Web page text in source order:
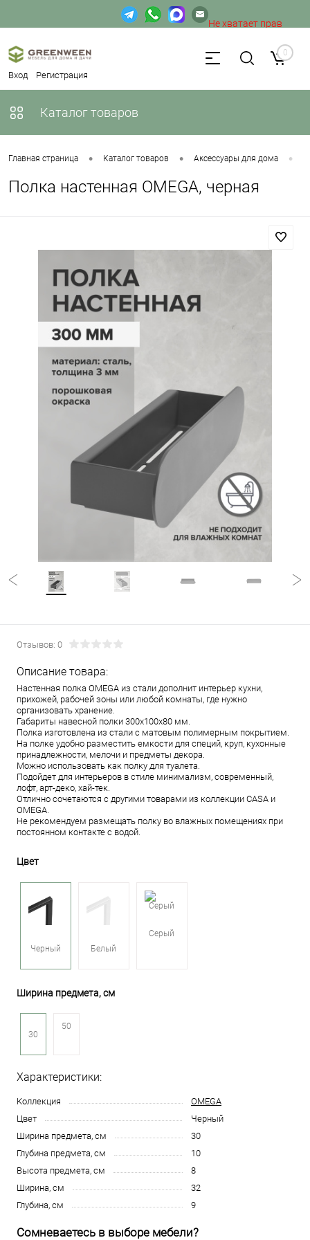
Вход Регистрация
Не хватает прав
доступа к веб-форме. 0
Каталог товаров
Главная страница • Каталог товаров • Аксессуары для дома •
Полка настенная OMEGA, черная
Отзывов: 0
Описание товара:
Настенная полка OMEGA из стали дополнит интерьер кухни,
прихожей, рабочей зоны или любой комнаты, где нужно
организовать хранение.
Габариты навесной полки 300х100х80 мм.
Полка изготовлена из стали с матовым полимерным покрытием.
На полке удобно разместить емкости для специй, круп, кухонные
принадлежности, мелочи и предметы декора.
Можно использовать как полку для туалета.
Подойдет для интерьеров в стиле минимализм, современный,
лофт, арт-деко, хай-тек.
Отлично сочетаются с другими товарами из коллекции CASA и
OMEGA.
Не рекомендуем размещать полку во влажных помещениях при
постоянном контакте с водой.
Цвет
Черный Белый
Серый
Ширина предмета, см
30
50
Характеристики:
Коллекция
OMEGA
Цвет
Черный
Ширина предмета, см
30
Глубина предмета, см
10
Высота предмета, см
8
Ширина, см
32
Глубина, см
9
Сомневаетесь в выборе мебели?